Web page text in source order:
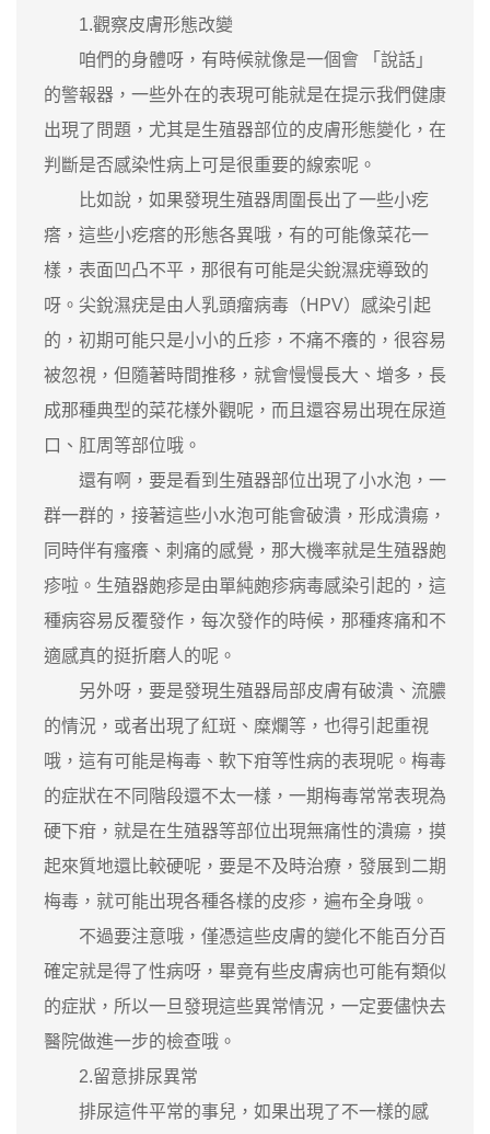
1.觀察皮膚形態改變
咱們的身體呀，有時候就像是一個會 「說話」
的警報器，一些外在的表現可能就是在提示我們健康
出現了問題，尤其是生殖器部位的皮膚形態變化，在
判斷是否感染性病上可是很重要的線索呢。
比如說，如果發現生殖器周圍長出了一些小疙
瘩，這些小疙瘩的形態各異哦，有的可能像菜花一
樣，表面凹凸不平，那很有可能是尖銳濕疣導致的
呀。尖銳濕疣是由人乳頭瘤病毒（HPV）感染引起
的，初期可能只是小小的丘疹，不痛不癢的，很容易
被忽視，但隨著時間推移，就會慢慢長大、增多，長
成那種典型的菜花樣外觀呢，而且還容易出現在尿道
口、肛周等部位哦。
還有啊，要是看到生殖器部位出現了小水泡，一
群一群的，接著這些小水泡可能會破潰，形成潰瘍，
同時伴有瘙癢、刺痛的感覺，那大機率就是生殖器皰
疹啦。生殖器皰疹是由單純皰疹病毒感染引起的，這
種病容易反覆發作，每次發作的時候，那種疼痛和不
適感真的挺折磨人的呢。
另外呀，要是發現生殖器局部皮膚有破潰、流膿
的情況，或者出現了紅斑、糜爛等，也得引起重視
哦，這有可能是梅毒、軟下疳等性病的表現呢。梅毒
的症狀在不同階段還不太一樣，一期梅毒常常表現為
硬下疳，就是在生殖器等部位出現無痛性的潰瘍，摸
起來質地還比較硬呢，要是不及時治療，發展到二期
梅毒，就可能出現各種各樣的皮疹，遍布全身哦。
不過要注意哦，僅憑這些皮膚的變化不能百分百
確定就是得了性病呀，畢竟有些皮膚病也可能有類似
的症狀，所以一旦發現這些異常情況，一定要儘快去
醫院做進一步的檢查哦。
2.留意排尿異常
排尿這件平常的事兒，如果出現了不一樣的感